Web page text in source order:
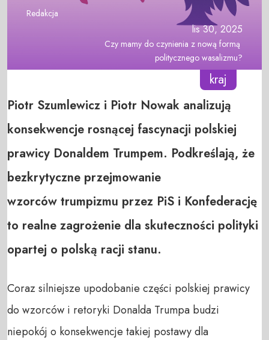
Redakcja
lis 30, 2025
Czy mamy do czynienia z nową formą
politycznego wasalizmu?
kraj
Piotr Szumlewicz i Piotr Nowak analizują
konsekwencje rosnącej fascynacji polskiej
prawicy Donaldem Trumpem. Podkreślają, że
bezkrytyczne przejmowanie
wzorców trumpizmu przez PiS i Konfederację
to realne zagrożenie dla skuteczności polityki
opartej o polską racji stanu.
Coraz silniejsze upodobanie części polskiej prawicy
do wzorców i retoryki Donalda Trumpa budzi
niepokój o konsekwencje takiej postawy dla